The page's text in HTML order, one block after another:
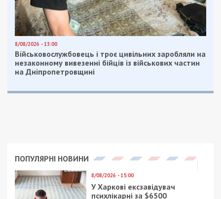
Вартість «послуг» складалася з офіційної оплати
навчання, майже 20 тисяч гривень за два
семестри, та окремої неправомірної вигоди: від
кількасот до понад 260 тисяч гривень з особи.
Загалом схема принесла її організаторам понад
50 мільйонів гривень.
ЄДЕБО зафіксував підозрілу масову реєстрацію
злочинній організації, хабарництво, махінації з
документами, втручання в ІТ-системи та
перешкоджання законній діяльності ЗСУ.
Організатору схеми додатково – створення